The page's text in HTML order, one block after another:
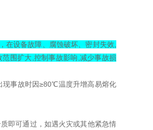
在设备故障、腐蚀破坏、密封失效,
围扩大,控制事故影响,减少事故损
现事故时因≥80℃温度升增高易熔化
即可通过，如遇火灾或其他紧急情